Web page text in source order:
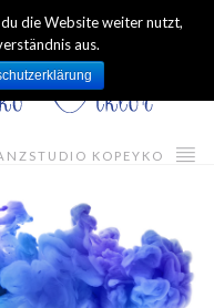
KOPEYKO
die Website weiter nutzt,
aus.